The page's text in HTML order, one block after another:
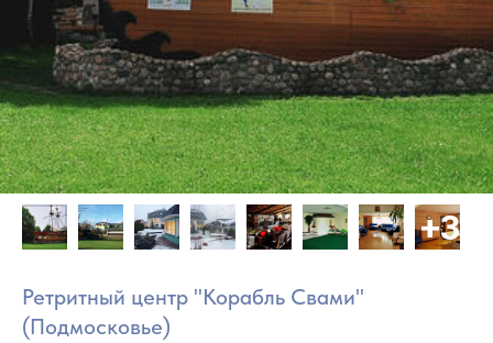
Ретритный центр "Корабль Свами"
(Подмосковье)